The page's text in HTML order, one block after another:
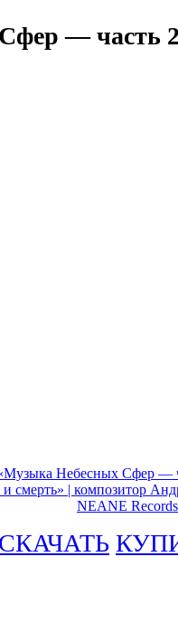
— часть
Небесных Сфер —
смерть» | композитор
NEANE Records
СКАЧАТЬ